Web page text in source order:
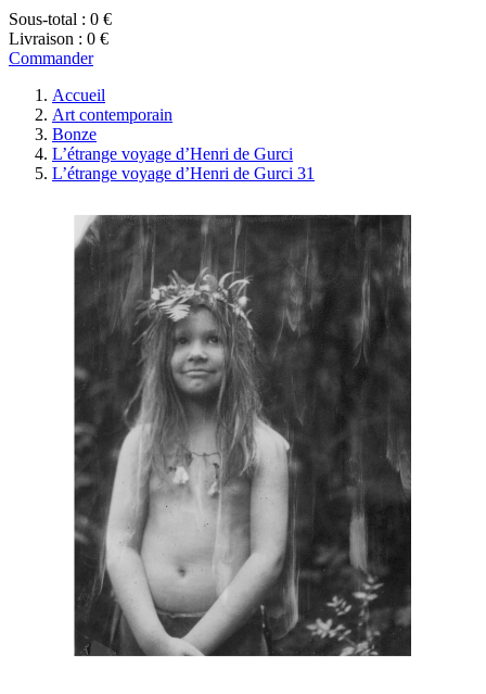
Sous-total : 0 €
Livraison : 0 €
Commander
Accueil
Art contemporain
Bonze
L’étrange voyage d’Henri de Gurci
L’étrange voyage d’Henri de Gurci 31